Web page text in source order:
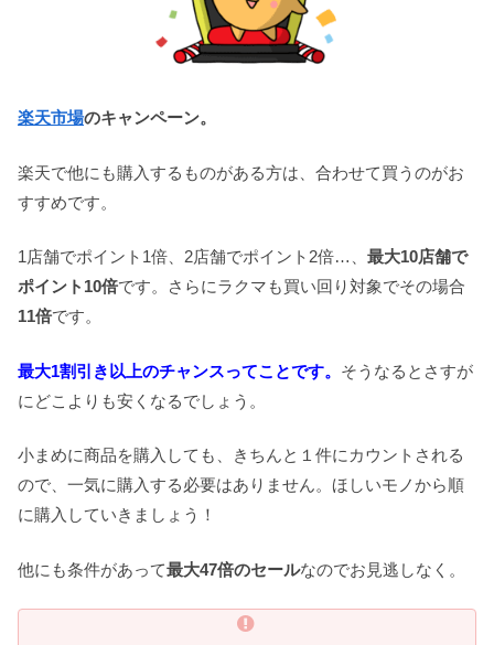
楽天市場のキャンペーン。
楽天で他にも購入するものがある方は、合わせて買うのがお
すすめです。
1店舗でポイント1倍、2店舗でポイント2倍…、 最大10店舗で
ポイント10倍です。さらにラクマも買い回り対象でその場合
11倍です。
最大1割引き以上のチャンスってことです。 そうなるとさすが
にどこよりも安くなるでしょう。
小まめに商品を購入しても、きちんと１件にカウントされる
ので、一気に購入する必要はありません。ほしいモノから順
に購入していきましょう！
他にも条件があって最大47倍のセールなのでお見逃しなく。